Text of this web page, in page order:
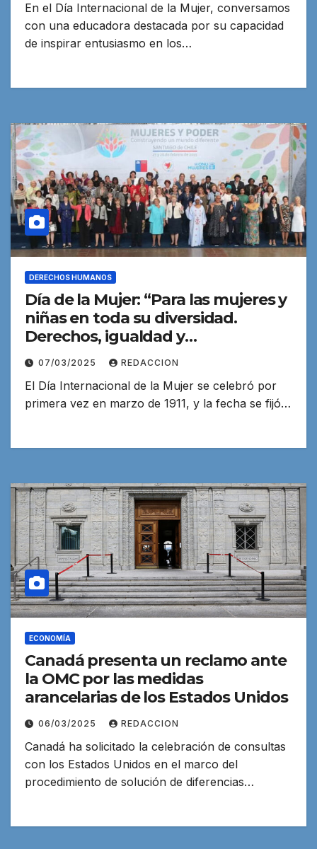
En el Día Internacional de la Mujer, conversamos
con una educadora destacada por su capacidad
de inspirar entusiasmo en los…
DERECHOS HUMANOS
Día de la Mujer: “Para las mujeres y
niñas en toda su diversidad.
Derechos, igualdad y
empoderamiento”
07/03/2025 REDACCION
El Día Internacional de la Mujer se celebró por
primera vez en marzo de 1911, y la fecha se fijó…
ECONOMÍA
Canadá presenta un reclamo ante
la OMC por las medidas
arancelarias de los Estados Unidos
06/03/2025 REDACCION
Canadá ha solicitado la celebración de consultas
con los Estados Unidos en el marco del
procedimiento de solución de diferencias…